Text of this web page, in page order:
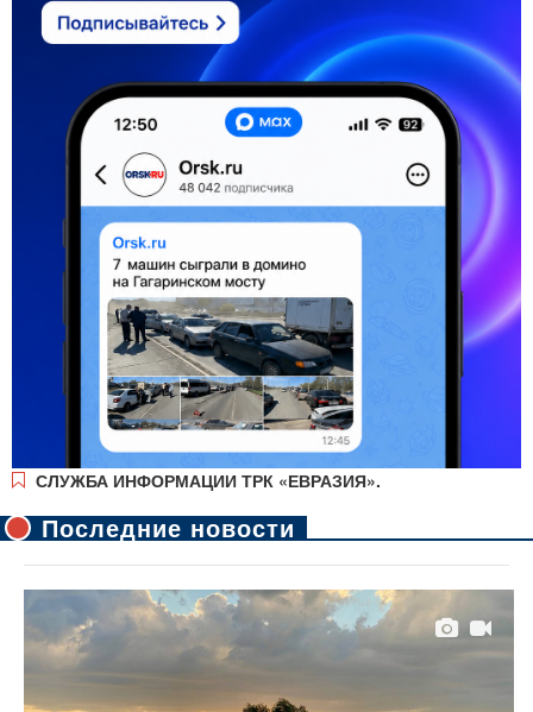
СЛУЖБА ИНФОРМАЦИИ ТРК «ЕВРАЗИЯ».
Последние новости